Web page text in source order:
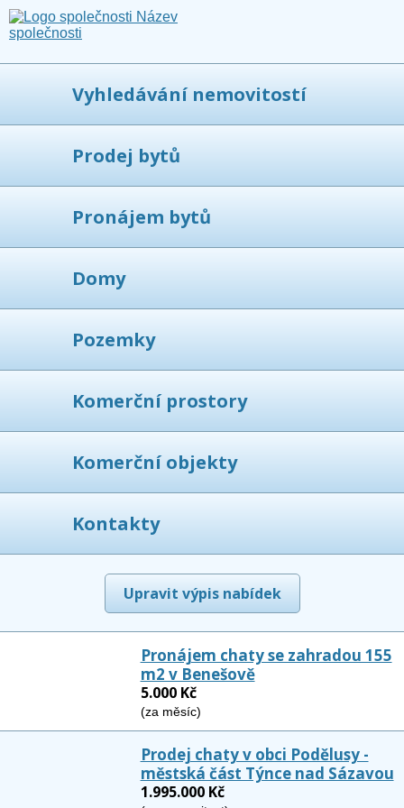
Vyhledávání nemovitostí
Prodej bytů
Pronájem bytů
Domy
Pozemky
Komerční prostory
Komerční objekty
Kontakty
Upravit výpis nabídek
Pronájem chaty se zahradou 155
m2 v Benešově
5.000 Kč
(za měsíc)
Prodej chaty v obci Podělusy -
městská část Týnce nad Sázavou
1.995.000 Kč